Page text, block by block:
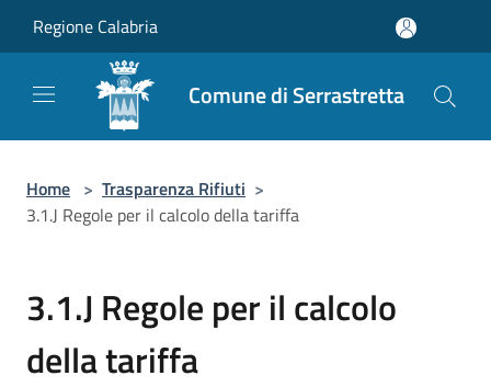
Regione Calabria
Comune di Serrastretta
Home > Trasparenza Rifiuti >
3.1.J Regole per il calcolo della tariffa
3.1.J Regole per il calcolo
della tariffa